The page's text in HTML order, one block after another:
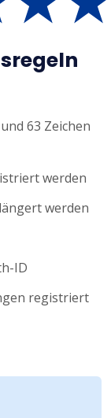
63 Zeichen
werden
werden
ID
registriert